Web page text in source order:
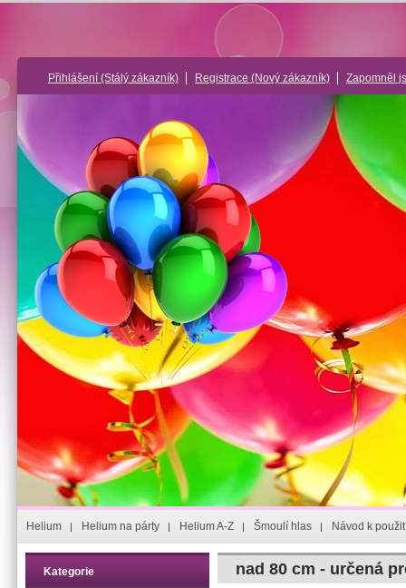
Přihlášení (Stálý zákazník) Registrace (Nový zákazník) Zapomněl
Helium Helium na párty Helium A-Z Šmoulí hlas Návod k
Kategorie nad 80 cm - určená